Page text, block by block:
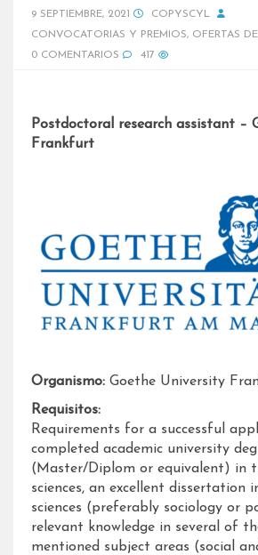
9 SEPTIEMBRE, 2021
COPYSCYL
CONVOCATORIAS Y PREMIOS, OFERTAS
0 COMENTARIOS
417
Postdoctoral research assistant –
Frankfurt
Organismo: Goethe University
Requisitos:
Requirements for a successful
completed academic university
(Master/Diplom or equivalent) in
sciences, an excellent dissertation
sciences (preferably sociology or
relevant knowledge in several of
mentioned subject areas (social